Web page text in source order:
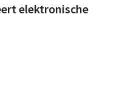
elektronische